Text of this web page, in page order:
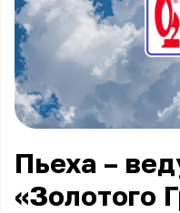
Пьеха –
«Золотого